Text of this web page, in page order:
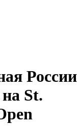
России
St.